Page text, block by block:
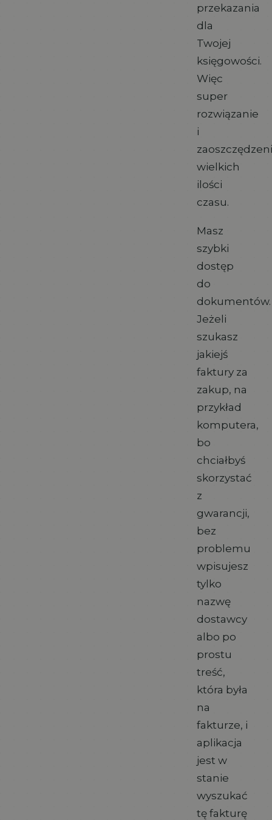
przekazania
dla
Twojej
księgowości.
Więc
super
rozwiązanie
i
wielkich
ilości
czasu.
Masz
szybki
dostęp
do
dokumentów.
Jeżeli
szukasz
jakiejś
faktury za
zakup, na
przykład
komputera,
bo
chciałbyś
skorzystać
z
gwarancji,
bez
problemu
wpisujesz
tylko
nazwę
dostawcy
albo po
prostu
treść,
która była
na
fakturze, i
aplikacja
jest w
stanie
wyszukać
tę fakturę